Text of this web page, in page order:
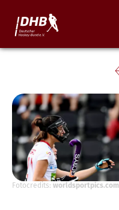
Fotocredits: worldsportpics.com